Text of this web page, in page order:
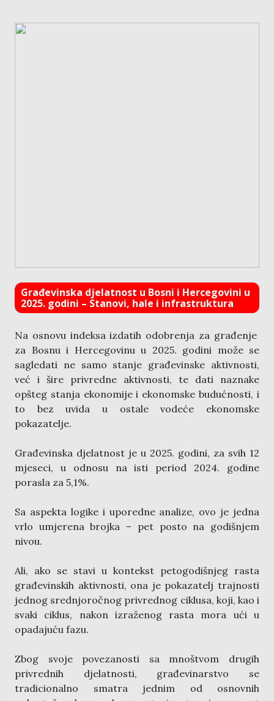
Građevinska djelatnost u Bosni i Hercegovini u
2025. godini – Stanovi, hale i infrastruktura
Na osnovu indeksa izdatih odobrenja za građenje
za Bosnu i Hercegovinu u 2025. godini može se
sagledati ne samo stanje građevinske aktivnosti,
već i šire privredne aktivnosti, te dati naznake
opšteg stanja ekonomije i ekonomske budućnosti, i
to bez uvida u ostale vodeće ekonomske
pokazatelje.
Građevinska djelatnost je u 2025. godini, za svih 12
mjeseci, u odnosu na isti period 2024. godine
porasla za 5,1%.
Sa aspekta logike i uporedne analize, ovo je jedna
vrlo umjerena brojka – pet posto na godišnjem
nivou.
Ali, ako se stavi u kontekst petogodišnjeg rasta
građevinskih aktivnosti, ona je pokazatelj trajnosti
jednog srednjoročnog privrednog ciklusa, koji, kao i
svaki ciklus, nakon izraženog rasta mora ući u
opadajuću fazu.
Zbog svoje povezanosti sa mnoštvom drugih
privrednih djelatnosti, građevinarstvo se
tradicionalno smatra jednim od osnovnih